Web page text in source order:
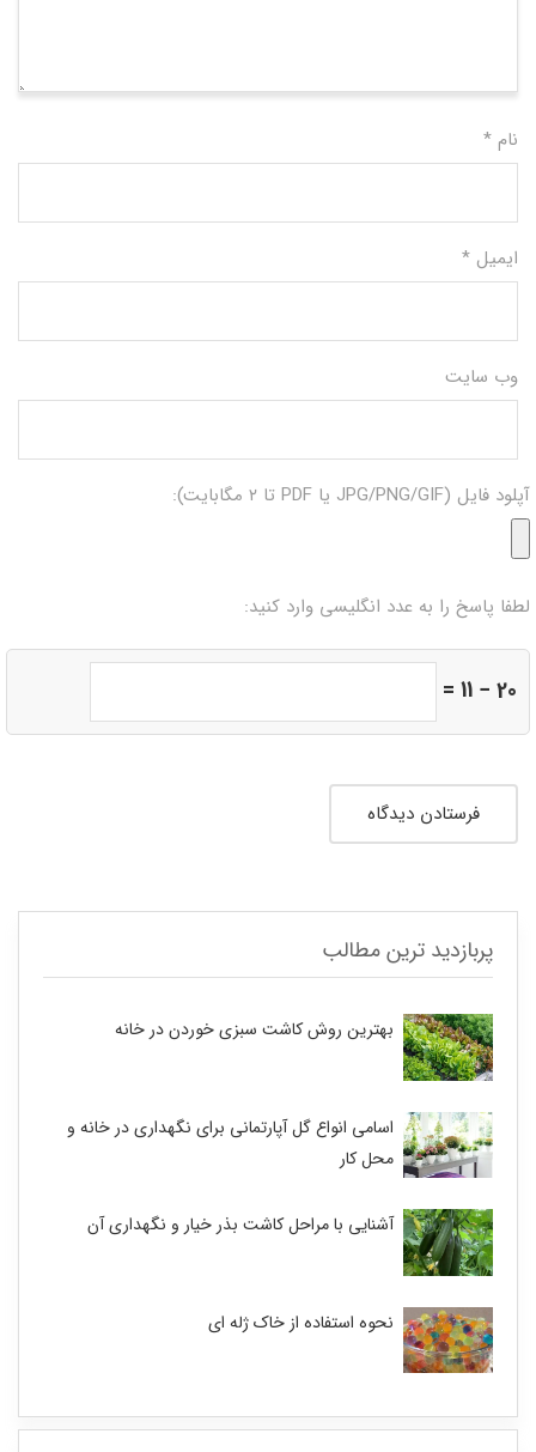
نام *
ایمیل *
وب‌ سایت
آپلود فایل (JPG/PNG/GIF یا PDF تا ۲ مگابایت):
لطفا پاسخ را به عدد انگلیسی وارد کنید:
20 − 11 =
پربازدید ترین مطالب
بهترین روش کاشت سبزی خوردن در خانه
اسامی انواع گل آپارتمانی برای نگهداری در خانه و
محل کار
آشنایی با مراحل کاشت بذر خیار و نگهداری آن
نحوه استفاده از خاک ژله ای